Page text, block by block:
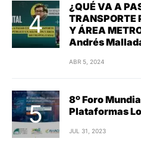
¿QUÉ VA A
TRANSPORTE
Y ÁREA
Andrés
ABR 5, 2024
8º Foro
Plataformas
JUL 31, 2023